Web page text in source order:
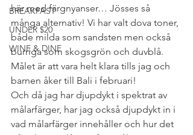
BREAKFAST
UNDER $20
WINE & DINE
här med färgnyanser… Jösses så
många alternativ! Vi har valt dova toner,
både milda som sandsten men också
burriga som skogsgrön och duvblå.
Målet är att vara helt klara tills jag och
barnen åker till Bali i februari!
Och då jag har djupdykt i spektrat av
målarfärger, har jag också djupdykt in i
vad målarfärger innehåller och hur det